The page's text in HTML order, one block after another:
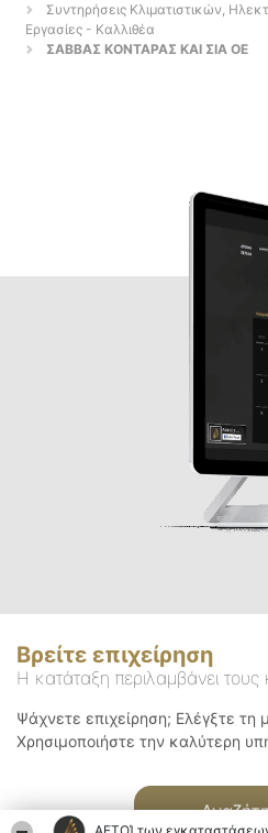
Συντηρήσεις Κλιματιστικών,
Εργασίες - Καλλιθέα
ΣΑΒΒΑΣ ΚΟΝΤΑΡΑΣ ΚΑΙ ΣΙΑ ΟΕ
Βρείτε επιχείρηση
Η κατάταξη περιλαμβάνει
Ψάχνετε επιχείρηση; Ελέγξτε τη
Χρησιμοποιήστε την καλύτερη